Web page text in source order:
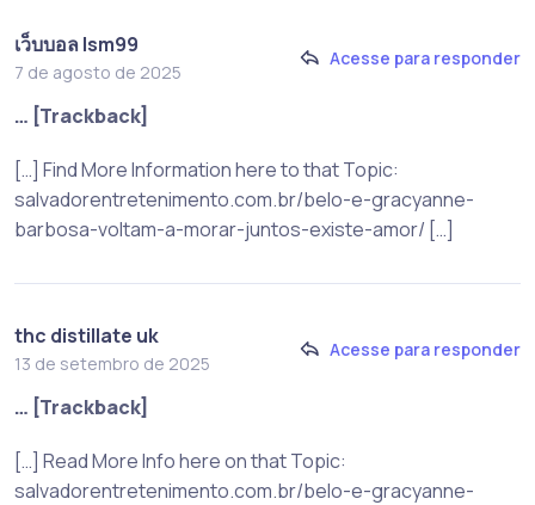
เว็บบอล lsm99
7 de agosto de 2025
Acesse para responder
… [Trackback]
[…] Find More Information here to that Topic:
salvadorentretenimento.com.br/belo-e-gracyanne-
barbosa-voltam-a-morar-juntos-existe-amor/ […]
thc distillate uk
13 de setembro de 2025
Acesse para responder
… [Trackback]
[…] Read More Info here on that Topic:
salvadorentretenimento.com.br/belo-e-gracyanne-